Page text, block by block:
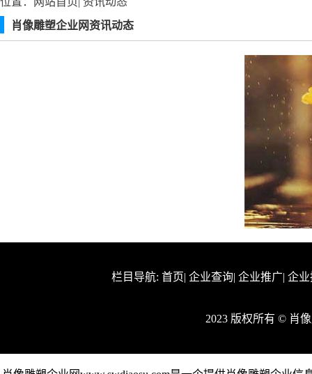
肖像雕塑企业网资讯动态
栏目导航: 首页| 企业查询| 企业推广| 企
2023 版权所有 © 肖